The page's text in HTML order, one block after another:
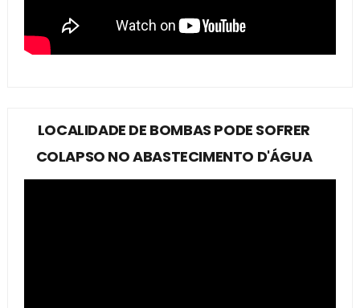
LOCALIDADE DE BOMBAS PODE SOFRER
COLAPSO NO ABASTECIMENTO D'ÁGUA